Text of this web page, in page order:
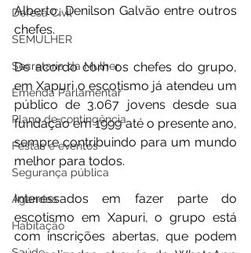
Defesa Civil
SEMULHER
Secretaria da Mulher
Emenda Parlamentar
Plano de contingência
Festas e eventos
Segurança pública
Agendas
Habitação
Alberto, Denilson Galvão entre outros
chefes.
De acordo com os chefes do grupo,
em Xapuri o escotismo já atendeu um
público de 3.067 jovens desde sua
fundação em 1999 até o presente ano,
sempre contribuindo para um mundo
melhor para todos.
Interessados em fazer parte do
escotismo em Xapuri, o grupo está
com inscrições abertas, que podem